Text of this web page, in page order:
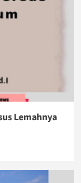
Lemahnya